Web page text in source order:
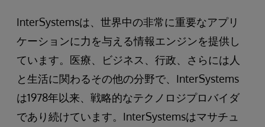
InterSystemsは、世界中の非常に重要なアプリ
ケーションに力を与える情報エンジンを提供し
ています。医療、ビジネス、行政、さらには人
と生活に関わるその他の分野で、InterSystems
は1978年以来、戦略的なテクノロジプロバイダ
であり続けています。InterSystemsはマサチュ